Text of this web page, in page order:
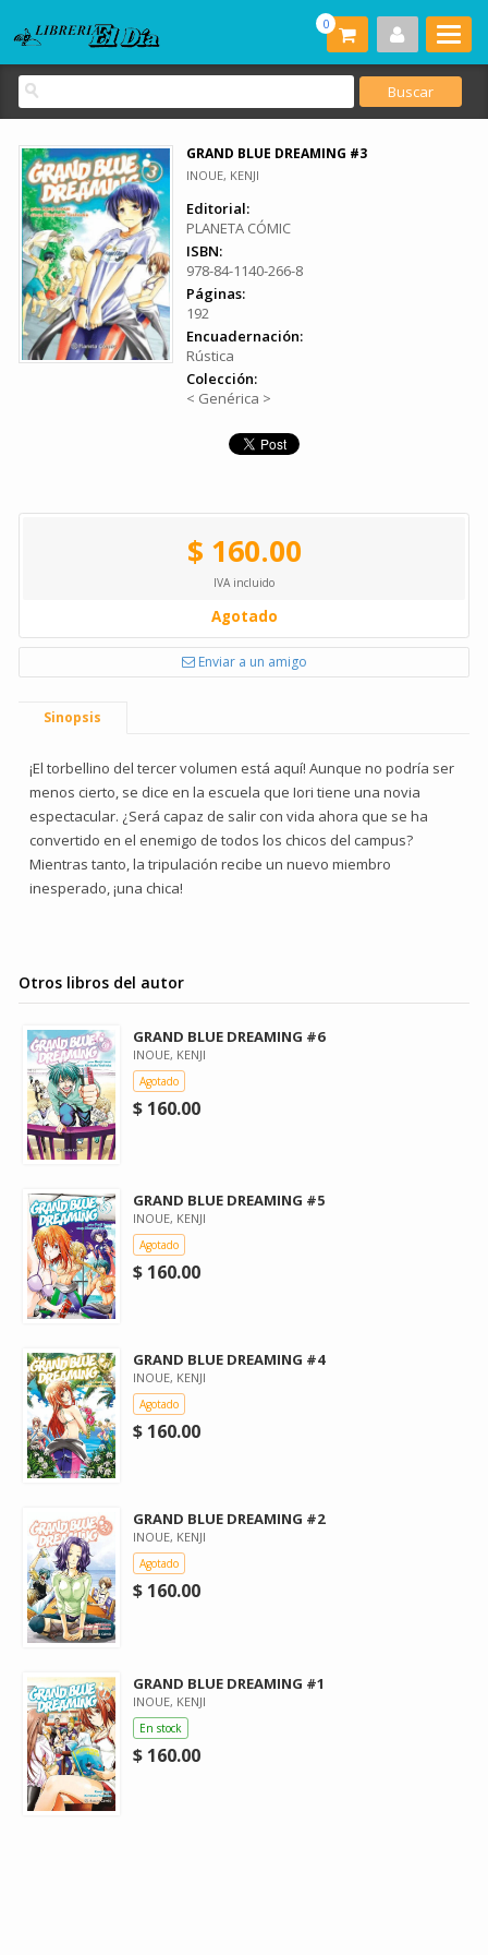
0
GRAND BLUE DREAMING #3
INOUE, KENJI
Editorial:
PLANETA CÓMIC
ISBN:
978-84-1140-266-8
Páginas:
192
Encuadernación:
Rústica
Colección:
< Genérica >
$ 160.00
IVA incluido
Agotado
Enviar a un amigo
Sinopsis
¡El torbellino del tercer volumen está aquí! Aunque no podría ser
menos cierto, se dice en la escuela que Iori tiene una novia
espectacular. ¿Será capaz de salir con vida ahora que se ha
convertido en el enemigo de todos los chicos del campus?
Mientras tanto, la tripulación recibe un nuevo miembro
inesperado, ¡una chica!
Otros libros del autor
GRAND BLUE DREAMING #6
INOUE, KENJI
Agotado
$ 160.00
GRAND BLUE DREAMING #5
INOUE, KENJI
Agotado
$ 160.00
GRAND BLUE DREAMING #4
INOUE, KENJI
Agotado
$ 160.00
GRAND BLUE DREAMING #2
INOUE, KENJI
Agotado
$ 160.00
GRAND BLUE DREAMING #1
INOUE, KENJI
En stock
$ 160.00